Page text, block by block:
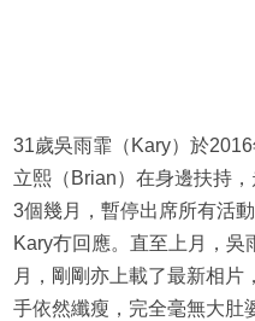
31歲吳雨霏（Kary）於
立熙（Brian）在身邊扶持
3個幾月，暫停出席所有活
Kary冇回應。直至上月，吳
月，剛剛亦上載了最新相片
手依然纖瘦，完全毫無大肚